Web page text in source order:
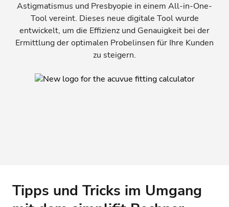
Astigmatismus und Presbyopie in einem All-in-One-
Tool vereint. Dieses neue digitale Tool wurde
entwickelt, um die Effizienz und Genauigkeit bei der
Ermittlung der optimalen Probelinsen für Ihre Kunden
zu steigern.
Tipps und Tricks im Umgang